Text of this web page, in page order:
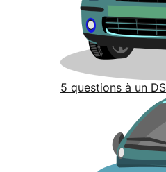
5 questions à un